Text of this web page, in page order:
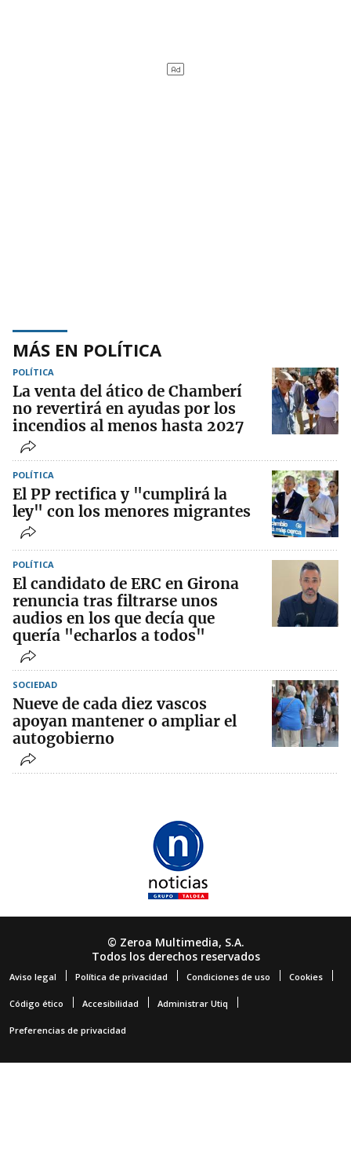
MÁS EN POLÍTICA
POLÍTICA
La venta del ático de Chamberí
no revertirá en ayudas por los
incendios al menos hasta 2027
POLÍTICA
El PP rectifica y "cumplirá la
ley" con los menores migrantes
POLÍTICA
El candidato de ERC en Girona
renuncia tras filtrarse unos
audios en los que decía que
quería "echarlos a todos"
SOCIEDAD
Nueve de cada diez vascos
apoyan mantener o ampliar el
autogobierno
© Zeroa Multimedia, S.A.
Todos los derechos reservados
Aviso legal Política de privacidad Condiciones de uso Cookies
Código ético Accesibilidad Administrar Utiq
Preferencias de privacidad